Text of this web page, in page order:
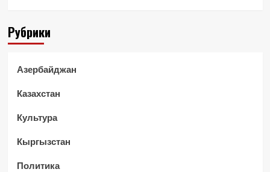
Рубрики
Азербайджан
Казахстан
Культура
Кыргызстан
Политика